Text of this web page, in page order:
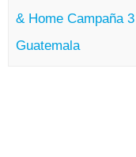
& Home Campaña
Guatemala